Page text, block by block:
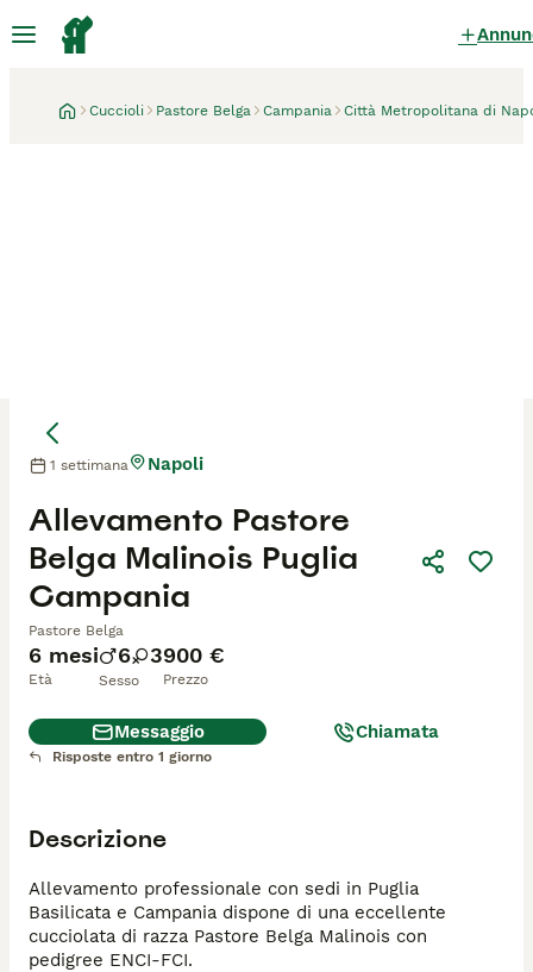
Cuccioli Pastore Belga Campania Città Metropolitana di
6 mesi
Età
6 3
Sesso
900 €
Prezzo
Allevamento Pastore
Belga Malinois Puglia
Campania
Pastore Belga
1 settimana Napoli
Messaggio Chiamata
Risposte entro 1 giorno
Descrizione
Allevamento professionale con sedi in Puglia
Basilicata e Campania dispone di una eccellente
cucciolata di razza Pastore Belga Malinois con
pedigree ENCI-FCI.